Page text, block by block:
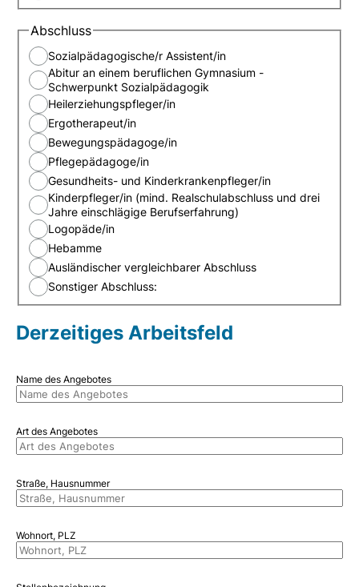
Abschluss
Sozialpädagogische/r Assistent/in
Abitur an einem beruflichen Gymnasium -
Schwerpunkt Sozialpädagogik
Heilerziehungspfleger/in
Ergotherapeut/in
Bewegungspädagoge/in
Pflegepädagoge/in
Gesundheits- und Kinderkrankenpfleger/in
Kinderpfleger/in (mind. Realschulabschluss und drei
Jahre einschlägige Berufserfahrung)
Logopäde/in
Hebamme
Ausländischer vergleichbarer Abschluss
Sonstiger Abschluss:
Derzeitiges Arbeitsfeld
Name des Angebotes
Art des Angebotes
Straße, Hausnummer
Wohnort, PLZ